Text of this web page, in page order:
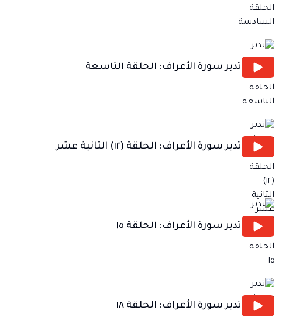
تدبر سورة الأعراف: الحلقة التاسعة
تدبر سورة الأعراف: الحلقة (١٢) الثانية عشر
تدبر سورة الأعراف: الحلقة ١٥
تدبر سورة الأعراف: الحلقة ١٨